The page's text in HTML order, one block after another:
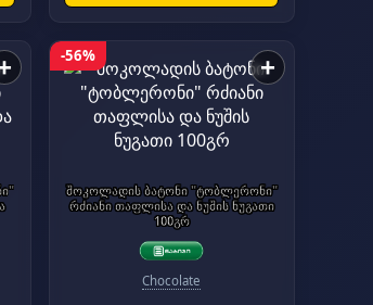
-56% +
შოკოლადის ბატონი "ტობლერონი"
რძიანი თაფლისა და ნუშის ნუგათი
100გრ
Chocolate